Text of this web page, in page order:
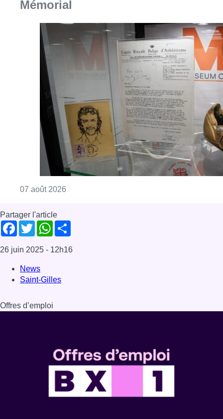
Mémorial
07 août 2026
Partager l'article
Facebook
TwitterWhatsApp
26 juin 2025 - 12h16
News
Saint-Gilles
Offres d’emploi